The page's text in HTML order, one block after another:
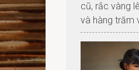
cũ, rắc vàng
và hàng trăm
ngai ngái
rác Nguyễn
liệu như giữa